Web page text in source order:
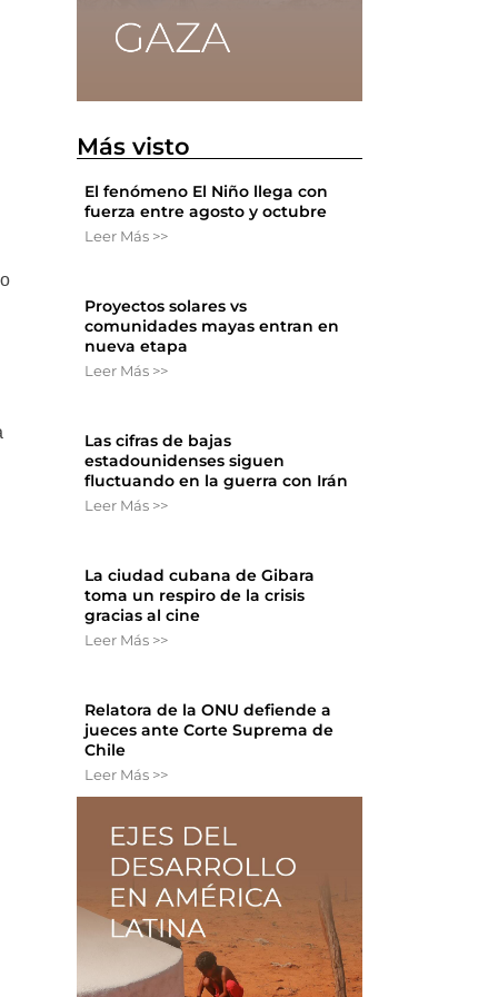
Más visto
El fenómeno El Niño llega con
fuerza entre agosto y octubre
Leer Más >>
Proyectos solares vs
comunidades mayas entran en
nueva etapa
Leer Más >>
Las cifras de bajas
estadounidenses siguen
fluctuando en la guerra con Irán
Leer Más >>
La ciudad cubana de Gibara
toma un respiro de la crisis
gracias al cine
Leer Más >>
Relatora de la ONU defiende a
jueces ante Corte Suprema de
Chile
Leer Más >>